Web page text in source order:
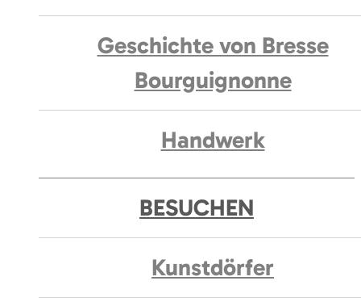
Geschichte von Bresse
Bourguignonne
Handwerk
BESUCHEN
Kunstdörfer